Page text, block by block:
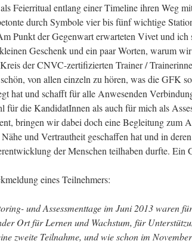
Feierritual entlang einer Timeline ihren Weg
durch Symbole vier bis fünf wichtige
Punkt der Gegenwart erwarteten Vivet und ich
Geschenk und ein paar Worten, warum
der CNVC-zertifizierten Trainer /
von allen einzeln zu hören, was die GFK
hat und schafft für alle Anwesenden
für die KandidatInnen als auch für mich als
bringen wir dabei doch eine Begleitung zum
und Vertrautheit geschaffen hat und in
der Menschen teilhaben durfte. Ein
eines Teilnehmers:
und Assessmenttage im Juni 2013 waren
Ort für Lernen und Wachstum, für
zweite Teilnahme, und wie schon im